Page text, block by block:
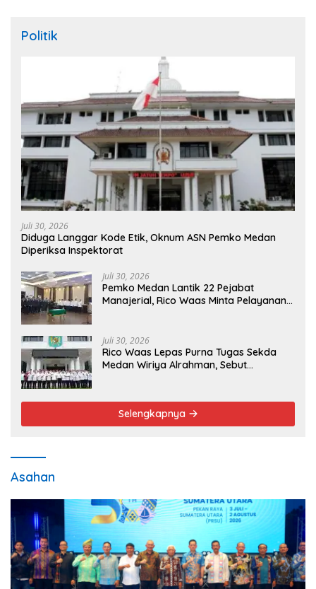
Politik
Juli 30, 2026
Diduga Langgar Kode Etik, Oknum ASN Pemko Medan
Diperiksa Inspektorat
Juli 30, 2026
Pemko Medan Lantik 22 Pejabat
Manajerial, Rico Waas Minta Pelayanan
Juli 30, 2026
Rico Waas Lepas Purna Tugas Sekda
Medan Wiriya Alrahman, Sebut
Selengkapnya
Asahan